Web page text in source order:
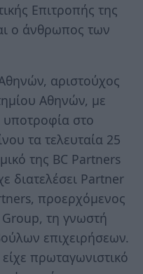
Eπιτροπής της
ο άνθρωπος των
αριστούχος
Αθηνών, με
υποτροφία στο
τα τελευταία 25
της BC Partners
διατελέσει Partner
προερχόμενος
τη γνωστή
επιχειρήσεων.
πρωταγωνιστικό